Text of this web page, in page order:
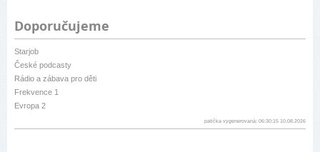
Doporučujeme
Starjob
České podcasty
Rádio a zábava pro děti
Frekvence 1
Evropa 2
patička vygenerovaná: 06:30:15 10.08.2026